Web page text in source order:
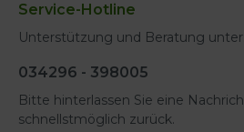
Service-Hotline
Unterstützung und Beratung unter:
034296 - 398005
Bitte hinterlassen Sie eine
schnellstmöglich zurück.